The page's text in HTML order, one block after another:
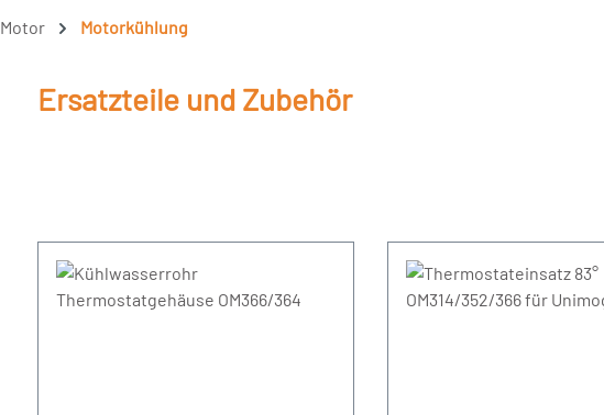
Motor Motorkühlung
Ersatzteile und Zubehör